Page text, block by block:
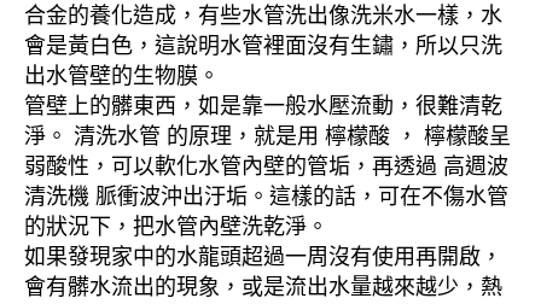
合金的養化造成，有些水管洗出像洗米水一樣，水
會是黃白色，這說明水管裡面沒有生鏽，所以只洗
出水管壁的生物膜。
管壁上的髒東西，如是靠一般水壓流動，很難清乾
淨。 清洗水管 的原理，就是用 檸檬酸 ， 檸檬酸呈
弱酸性，可以軟化水管內壁的管垢，再透過 高週波
清洗機 脈衝波沖出汙垢。這樣的話，可在不傷水管
的狀況下，把水管內壁洗乾淨。
如果發現家中的水龍頭超過一周沒有使用再開啟，
會有髒水流出的現象，或是流出水量越來越少，熱